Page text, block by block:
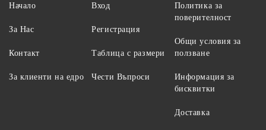
Начало
За Нас
Контакт
За клиенти на едро
Вход
Регистрация
Таблица с размери
Чести Въпроси
Политика за
поверителност
Общи условия за
ползване
Информация за
бисквитки
Доставка